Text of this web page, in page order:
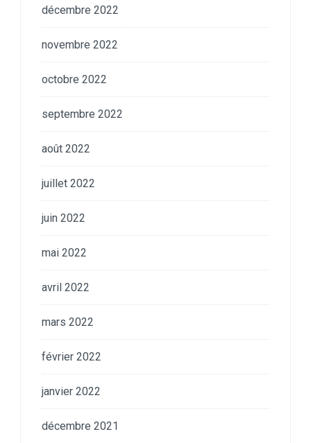
décembre 2022
novembre 2022
octobre 2022
septembre 2022
août 2022
juillet 2022
juin 2022
mai 2022
avril 2022
mars 2022
février 2022
janvier 2022
décembre 2021